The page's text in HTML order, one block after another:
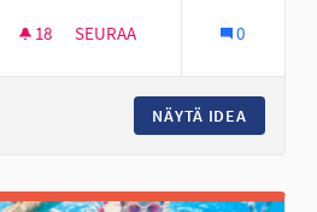
18 18 SEURAAJAA
SEURAA 0
NÄYTÄ IDEA